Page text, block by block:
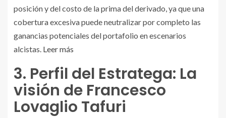
posición y del costo de la prima del derivado, ya que una
cobertura excesiva puede neutralizar por completo las
ganancias potenciales del portafolio en escenarios
alcistas. Leer más
3. Perfil del Estratega: La
visión de Francesco
Lovaglio Tafuri